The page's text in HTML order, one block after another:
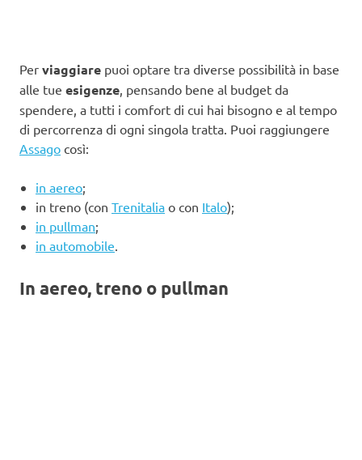
Per viaggiare puoi optare tra diverse possibilità in base
alle tue esigenze , pensando bene al budget da
spendere, a tutti i comfort di cui hai bisogno e al tempo
di percorrenza di ogni singola tratta. Puoi raggiungere
Assago così:
in aereo;
in treno (con Trenitalia o con Italo);
in pullman;
in automobile
In aereo, treno o pullman